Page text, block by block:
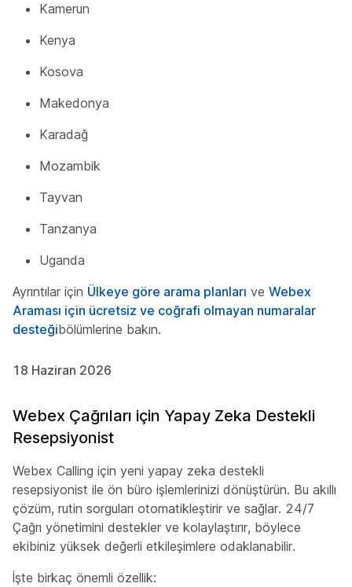
Kamerun
Kenya
Kosova
Makedonya
Karadağ
Mozambik
Tayvan
Tanzanya
Uganda
Ayrıntılar için Ülkeye göre arama planları ve Webex
Araması için ücretsiz ve coğrafi olmayan numaralar
desteğibölümlerine bakın.
18 Haziran 2026
Webex Çağrıları için Yapay Zeka Destekli
Resepsiyonist
Webex Calling için yeni yapay zeka destekli
resepsiyonist ile ön büro işlemlerinizi dönüştürün. Bu akıllı
çözüm, rutin sorguları otomatikleştirir ve sağlar. 24/7
Çağrı yönetimini destekler ve kolaylaştırır, böylece
ekibiniz yüksek değerli etkileşimlere odaklanabilir.
İşte birkaç önemli özellik: